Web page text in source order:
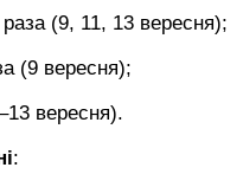
(9, 11, 13 вересня);
(9 вересня);
вересня).
: